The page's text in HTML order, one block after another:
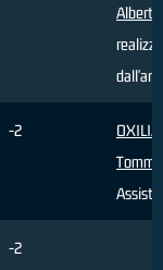
Alberto
-2
OXILIA
Assist
-2